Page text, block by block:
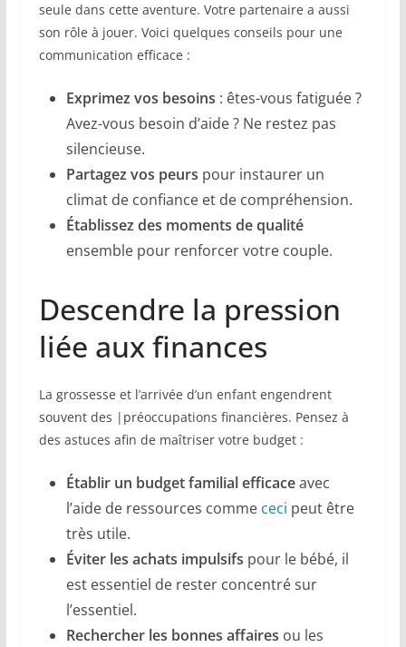
seule dans cette aventure. Votre partenaire a aussi
son rôle à jouer. Voici quelques conseils pour une
communication efficace :
Exprimez vos besoins : êtes-vous fatiguée ?
Avez-vous besoin d’aide ? Ne restez pas
silencieuse.
Partagez vos peurs pour instaurer un
climat de confiance et de compréhension.
Établissez des moments de qualité
ensemble pour renforcer votre couple.
Descendre la pression
liée aux finances
La grossesse et l’arrivée d’un enfant engendrent
souvent des |préoccupations financières. Pensez à
des astuces afin de maîtriser votre budget :
Établir un budget familial efficaceavec
l’aide de ressources comme ceci peut être
très utile.
Éviter les achats impulsifs pour le bébé, il
est essentiel de rester concentré sur
l’essentiel.
Rechercher les bonnes affaires ou les